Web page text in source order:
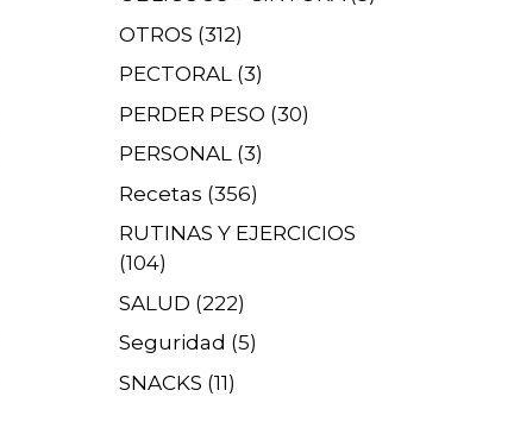
OTROS (312)
PECTORAL (3)
PERDER PESO (30)
PERSONAL (3)
Recetas (356)
RUTINAS Y EJERCICIOS
(104)
SALUD (222)
Seguridad (5)
SNACKS (11)